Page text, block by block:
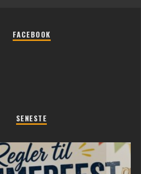
FACEBOOK
SENESTE